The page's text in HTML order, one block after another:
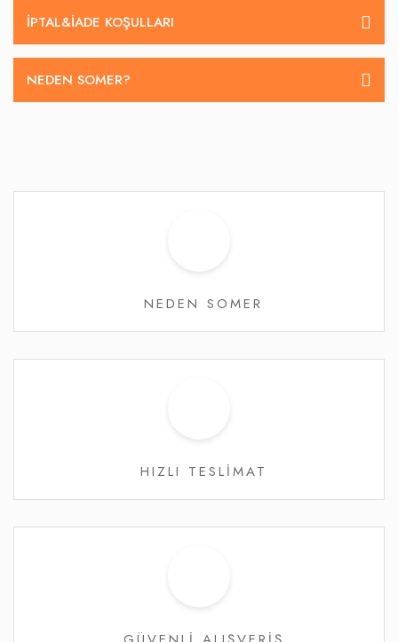
İPTAL&IADE KOŞULLARI
NEDEN SOMER?
NEDEN SOMER
HIZLI TESLİMAT